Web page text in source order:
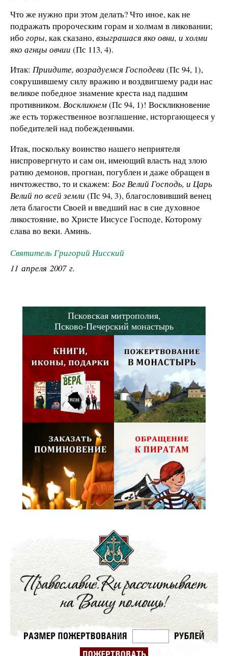
Что же нужно при этом делать? Что иное, как не
подражать пророческим горам и холмам в ликовании;
ибо горы, как сказано, взыграшася яко овни, и холми
яко агнцы овчии (Пс 113, 4).
Итак: Приидите, возрадуемся Господеви (Пс 94, 1),
сокрушившему силу вражию и воздвигшему ради нас
великое победное знамение креста над падшим
противником. Воскликнем(Пс 94, 1)! Воскликновение
же есть торжественное возглашение, исторгающееся у
победителей над побежденными.
Итак, поскольку воинство нашего неприятеля
ниспровергнуто и сам он, имеющий власть над злою
ратию демонов, прогнан, погублен и даже обращен в
ничтожество, то и скажем: Бог Велий Господь, и Царь
Велий по всей земли (Пс 94, 3), благословивший венец
лета благости Своей и введший нас в сие духовное
ликостояние, во Христе Иисусе Господе, Которому
слава во веки. Аминь.
Святитель Григорий Нисский
11 апреля 2007 г.
Псковская митрополия,
Псково-Печерский монастырь